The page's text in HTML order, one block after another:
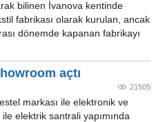
bilinen İvanova kentinde
fabrikası olarak kurulan, ancak
dönemde kapanan fabrikayı
açtı
21505
markası ile elektronik ve
elektrik santrali yapımında